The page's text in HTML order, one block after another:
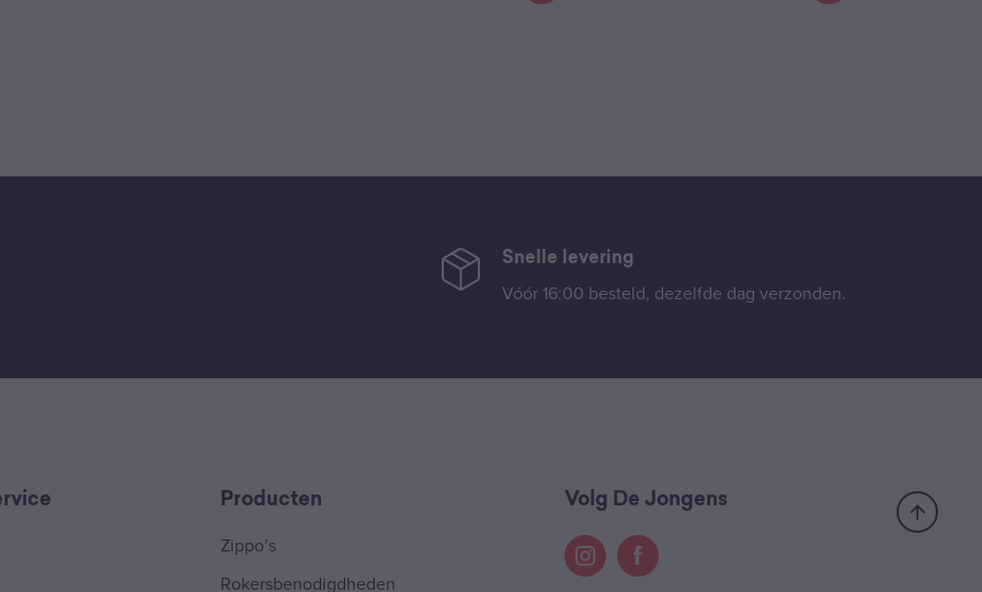
Snelle levering
Vóór 16:00 besteld, dezelfde dag verzonden.
Producten
Zippo’s
Rokersbenodigdheden
Volg De Jongens